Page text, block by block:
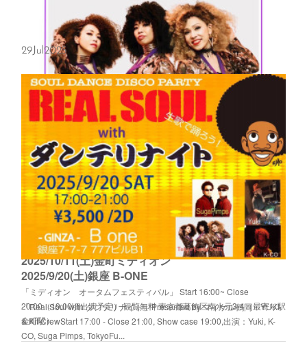
The Next Tokyo Funky Dolls SHOW2025/11/23(日) ラドンナ原宿!!!
「Tokyo Funky Dolls SHOW with The Band Afrotions」Open 18:00
Start 19:30 前売6000円/当日6500円...
2025/10/19(日)銀座PLUM
2025/10/19(日)銀座PLUM「SOUL BAR TRAIN 〜ソウルバー集結〜」
Start 15:00 - Close 21:00出演：TokyoFunkyDolls,Suga
Pimps,Cook,Bro.KORN5000円(2Drinks付き) / 39歳以下特別優...
2025/10/11(土)金町ミディオン
「ミディオン オータムフェスティバル」 Start 16:00~ Close
20:00（19:00頃出演予定） 観覧無料 東京都葛飾区南水元3-4（最寄り駅
金町駅）
29Jul 2025
2025/9/20(土)銀座 B-ONE
「Real Soul with ダンテリナイト」Presented by マイケル鶴岡・YUKI
& Kit CrewStart 17:00 - Close 21:00, Show case 19:00,出演：Yuki, K-
CO, Suga Pimps, TokyoFu...